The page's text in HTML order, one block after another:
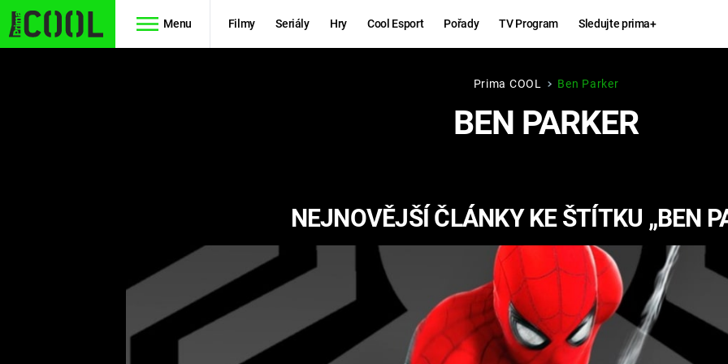
Menu Filmy Seriály Hry Cool Esport Pořady TV Program Sledujte prima+
FUTURAMA
RYCHLE A
ZBĚSILE 10
PREDÁTOR
Hry
KINGDOM
COME:
DELIVERANCE
ESPORT
CHUCK
NORRIS
Prima COOL Ben Parker
BEN PARKER
NEJNOVĚJŠÍ ČLÁNKY KE ŠTÍTKU „BEN